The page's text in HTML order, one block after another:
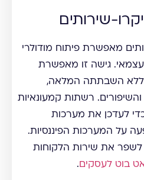
שירותים
מאפשרת פיתוח מודולרי
עצמאי. גישה זו מאפשרת
ללא השבתתה המלאה,
רשתות קמעונאיות
כדי לעדכן את מערכות
על המערכות הפיננסיות.
לשפר את שירות הלקוחות
בוט לעסקים.